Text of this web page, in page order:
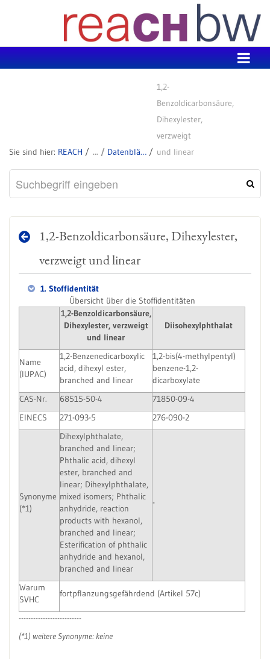
REACH Datenblätter zu SVHC
1,2-
Benzoldicarbonsäure,
Dihexylester,
verzweigt
und linear
1,2-Benzoldicarbonsäure, Dihexylester,
verzweigt und linear
1. Stoffidentität
Übersicht über die Stoffidentitäten
1,2-Benzoldicarbonsäure,
Dihexylester, verzweigt
und linear
Diisohexylphthalat
Name
(IUPAC)
1,2-Benzenedicarboxylic
acid, dihexyl ester,
branched and linear
1,2-bis(4-methylpentyl)
benzene-1,2-
dicarboxylate
CAS-Nr.
68515-50-4
71850-09-4
EINECS
271-093-5 276-090-2
Synonyme
(*1)
Dihexylphthalate,
branched and linear;
Phthalic acid, dihexyl
ester, branched and
linear; Dihexylphthalate,
mixed isomers; Phthalic
anhydride, reaction
products with hexanol,
branched and linear;
Esterification of phthalic
anhydride and hexanol,
branched and linear
-
Warum
SVHC
fortpflanzungsgefährdend (Artikel 57c)
--------------------------
(*1) weitere Synonyme: keine